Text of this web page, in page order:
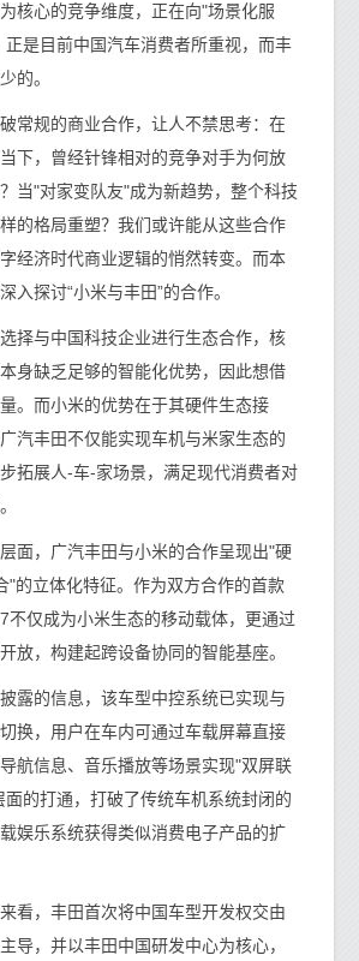
核心的竞争维度，正在向"场景化服
正是目前中国汽车消费者所重视，而丰
的。
规的商业合作，让人不禁思考：在
下，曾经针锋相对的竞争对手为何放
当"对家变队友"成为新趋势，整个科技
的格局重塑？我们或许能从这些合作
经济时代商业逻辑的悄然转变。而本
入探讨“小米与丰田”的合作。
与中国科技企业进行生态合作，核
身缺乏足够的智能化优势，因此想借
。而小米的优势在于其硬件生态接
汽丰田不仅能实现车机与米家生态的
拓展人-车-家场景，满足现代消费者对
，广汽丰田与小米的合作呈现出"硬
"的立体化特征。作为双方合作的首款
不仅成为小米生态的移动载体，更通过
放，构建起跨设备协同的智能基座。
的信息，该车型中控系统已实现与
换，用户在车内可通过车载屏幕直接
航信息、音乐播放等场景实现"双屏联
的打通，打破了传统车机系统封闭的
娱乐系统获得类似消费电子产品的扩
，丰田首次将中国车型开发权交由
导，并以丰田中国研发中心为核心，